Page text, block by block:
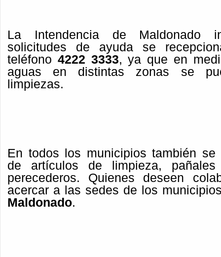
La Intendencia de Maldonado
solicitudes de ayuda se
teléfono 4222 3333, ya que en
aguas en distintas zonas se
limpiezas.
En todos los municipios también se
de artículos de limpieza,
perecederos. Quienes deseen
acercar a las sedes de los
Maldonado.